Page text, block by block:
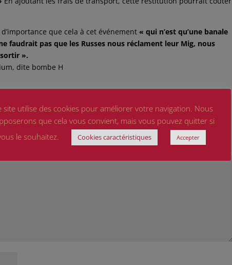
que cela à cet événement « qui n’est qu’une banale
faudrait pas que les Russes nous réclament leur Mig, nous
».
dite bombe H
obligatoires sont indiqués avec*
site utilise des cookies pour améliorer votre navigation. Nous
que cela vous convient, mais vous pouvez quitter si
le souhaitez.
Cookies caractéristiques Accepter